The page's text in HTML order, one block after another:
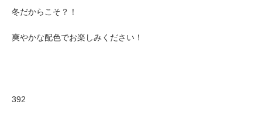
冬だからこそ？！
爽やかな配色でお楽しみください！
392